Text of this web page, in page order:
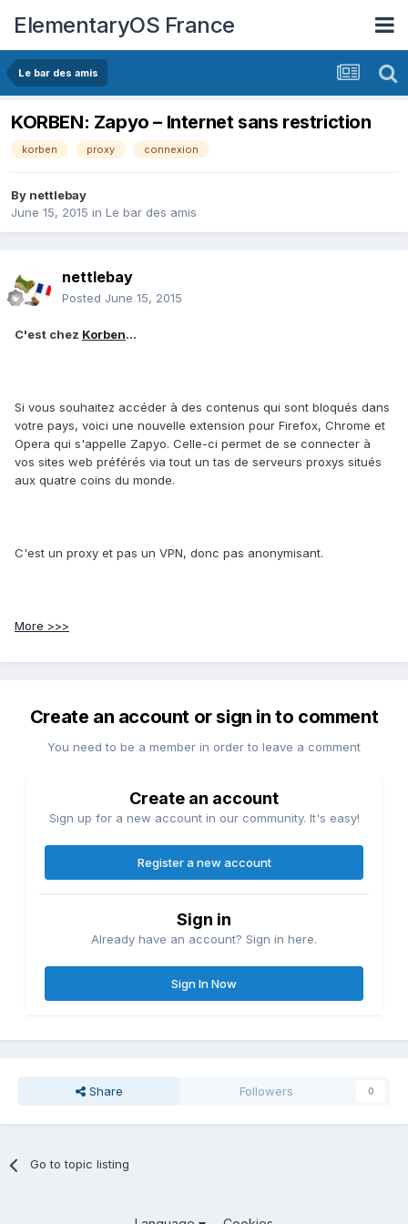
ElementaryOS France
Le bar des amis
KORBEN: Zapyo – Internet sans restriction
korben proxy connexion
By nettlebay
June 15, 2015 in Le bar des amis
nettlebay
Posted June 15, 2015
C'est chez Korben...
Si vous souhaitez accéder à des contenus qui sont bloqués dans
votre pays, voici une nouvelle extension pour Firefox, Chrome et
Opera qui s'appelle Zapyo. Celle-ci permet de se connecter à
vos sites web préférés via tout un tas de serveurs proxys situés
aux quatre coins du monde.
C'est un proxy et pas un VPN, donc pas anonymisant.
More >>>
Create an account or sign in to comment
You need to be a member in order to leave a comment
Create an account
Sign up for a new account in our community. It's easy!
Register a new account
Sign in
Already have an account? Sign in here.
Sign In Now
Share Followers 0
Go to topic listing